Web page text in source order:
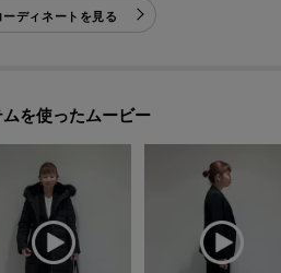
ーディネートを見る
を使ったムービー